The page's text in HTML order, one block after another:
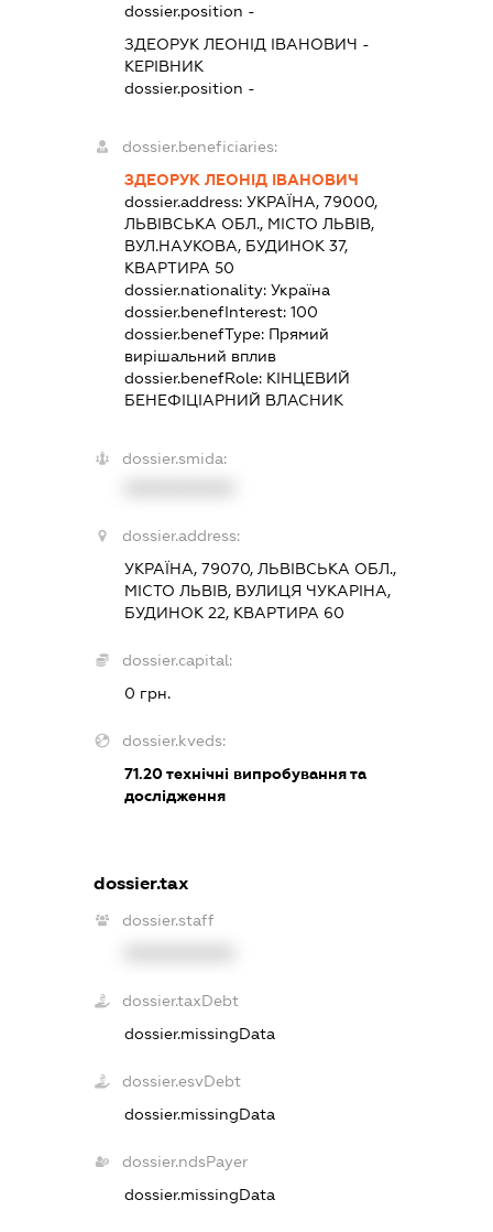
dossier.position -
ЗДЕОРУК ЛЕОНІД ІВАНОВИЧ -
КЕРІВНИК
dossier.position -
dossier.beneficiaries:
ЗДЕОРУК ЛЕОНІД ІВАНОВИЧ
dossier.address:УКРАЇНА, 79000,
ЛЬВІВСЬКА ОБЛ., МІСТО ЛЬВІВ,
ВУЛ.НАУКОВА, БУДИНОК 37,
КВАРТИРА 50
dossier.nationality:Україна
dossier.benefInterest:100
dossier.benefType: Прямий
вирішальний вплив
dossier.benefRole: КІНЦЕВИЙ
БЕНЕФІЦІАРНИЙ ВЛАСНИК
dossier.smida:
dossier.address:
УКРАЇНА, 79070, ЛЬВІВСЬКА ОБЛ.,
МІСТО ЛЬВІВ, ВУЛИЦЯ ЧУКАРІНА,
БУДИНОК 22, КВАРТИРА 60
dossier.capital:
0 грн.
dossier.kveds:
71.20технічні випробування та
дослідження
dossier.tax
dossier.staff
dossier.taxDebt
dossier.missingData
dossier.esvDebt
dossier.missingData
dossier.ndsPayer
dossier.missingData